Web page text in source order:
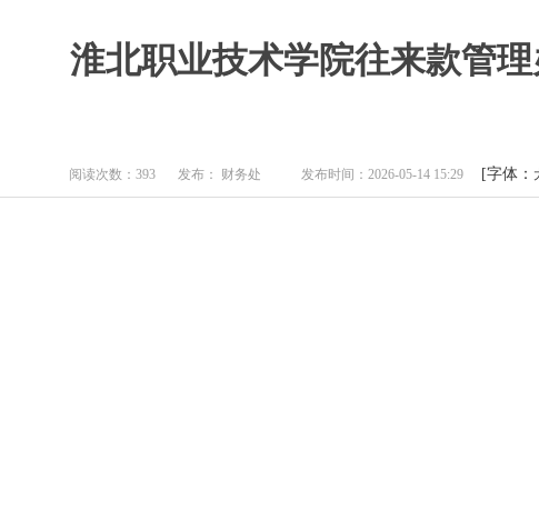
淮北职业技术学院往来款管
阅读次数：393 发布： 财务处 发布时间：2026-05-14 15:29 [字体：